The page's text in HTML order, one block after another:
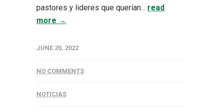
pastores y lideres que querían... read
more →
JUNE 20, 2022
NO COMMENTS
NOTICIAS